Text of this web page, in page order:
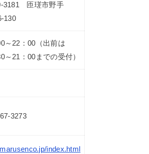
3181 匝瑳市野手
130
～22：00（出前は
～21：00までの受付）
3273
index.html